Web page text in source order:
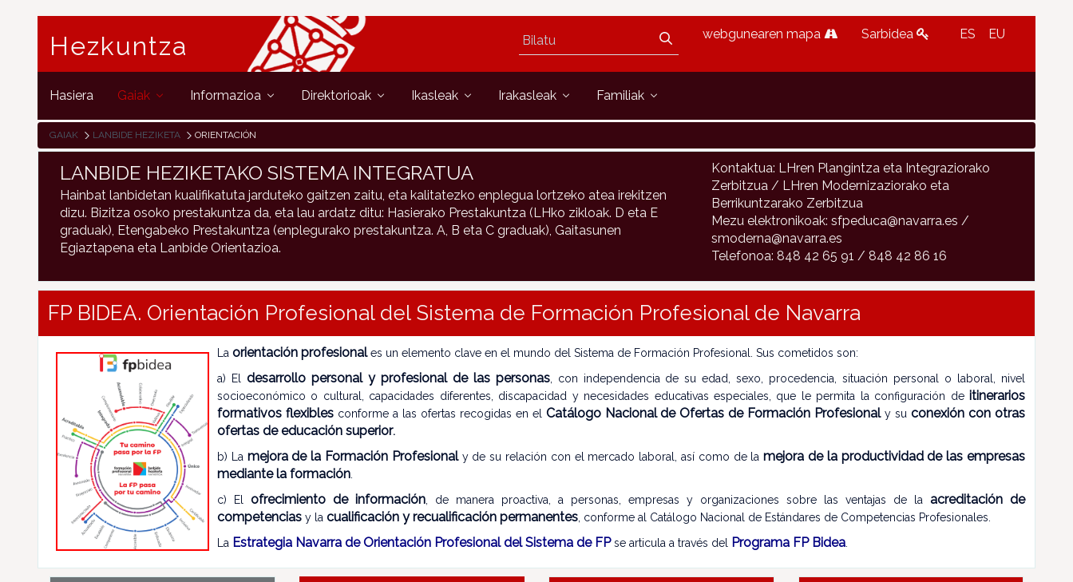
Hezkuntza webgunearen mapa Sarbidea ES EU
Hasiera Gaiak Informazioa Direktorioak Ikasleak Irakasleak Familiak
GAIAK LANBIDE HEZIKETA ORIENTACIÓN
LANBIDE HEZIKETAKO SISTEMA INTEGRATUA
Hainbat lanbidetan kualifikatuta jarduteko gaitzen zaitu, eta kalitatezko enplegua lortzeko atea irekitzen
dizu. Bizitza osoko prestakuntza da, eta lau ardatz ditu: Hasierako Prestakuntza (LHko zikloak. D eta E
graduak), Etengabeko Prestakuntza (enplegurako prestakuntza. A, B eta C graduak), Gaitasunen
Egiaztapena eta Lanbide Orientazioa.
Kontaktua: LHren Plangintza eta Integraziorako
Zerbitzua / LHren Modernizaziorako eta
Berrikuntzarako Zerbitzua
Mezu elektronikoak: sfpeduca@navarra.es /
smoderna@navarra.es
Telefonoa: 848 42 65 91 / 848 42 86 16
FP BIDEA. Orientación Profesional del Sistema de Formación Profesional de Navarra
La orientación profesional es un elemento clave en el mundo del Sistema de Formación Profesional. Sus cometidos son:
a) El desarrollo personal y profesional de las personas, con independencia de su edad, sexo, procedencia, situación personal o laboral, nivel
socioeconómico o cultural, capacidades diferentes, discapacidad y necesidades educativas especiales, que le permita la configuración de itinerarios
formativos flexiblesconforme a las ofertas recogidas en el Catálogo Nacional de Ofertas de Formación Profesionaly suconexión con otras
ofertas de educación superior.
b) La mejora de la Formación Profesionaly de su relación con el mercado laboral, así como de lamejora de la productividad de las empresas
mediante la formación
c) El ofrecimiento de información , de manera proactiva, a personas, empresas y organizaciones sobre las ventajas de la acreditación de
competencias y la cualificación y recualificación permanentes , conforme al Catálogo Nacional de Estándares de Competencias Profesionales.
La Estrategia Navarra de Orientación Profesional del Sistema de FPse articula a través del Programa FP Bidea